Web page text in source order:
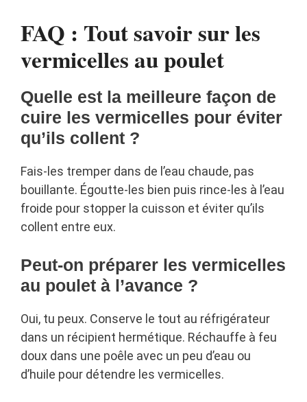
FAQ : Tout savoir sur les
vermicelles au poulet
Quelle est la meilleure façon de
cuire les vermicelles pour éviter
qu’ils collent ?
Fais-les tremper dans de l’eau chaude, pas
bouillante. Égoutte-les bien puis rince-les à l’eau
froide pour stopper la cuisson et éviter qu’ils
collent entre eux.
Peut-on préparer les vermicelles
au poulet à l’avance ?
Oui, tu peux. Conserve le tout au réfrigérateur
dans un récipient hermétique. Réchauffe à feu
doux dans une poêle avec un peu d’eau ou
d’huile pour détendre les vermicelles.